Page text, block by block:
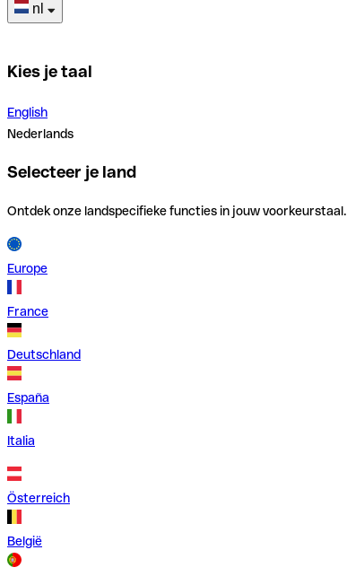
nl
Kies je taal
English
Nederlands
Selecteer je land
Ontdek onze landspecifieke functies in jouw voorkeurstaal.
Europe
France
Deutschland
España
Italia
Österreich
België